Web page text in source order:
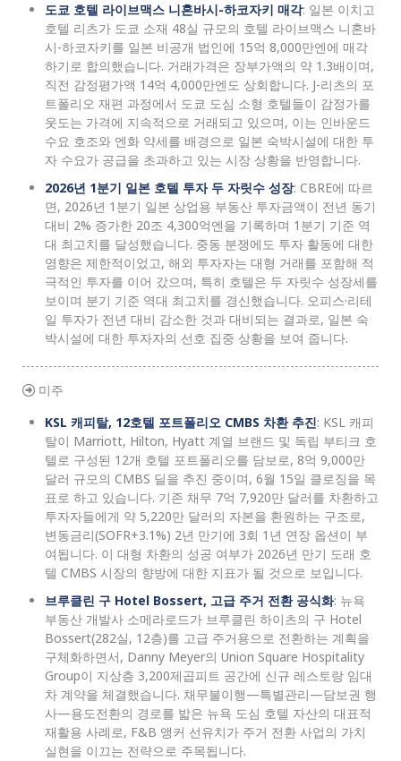
도쿄 호텔 라이브맥스 니혼바시-하코자키 매각: 일본 이치고
호텔 리츠가 도쿄 소재 48실 규모의 호텔 라이브맥스 니혼바
시-하코자키를 일본 비공개 법인에 15억 8,000만엔에 매각
하기로 합의했습니다. 거래가격은 장부가액의 약 1.3배이며,
직전 감정평가액 14억 4,000만엔도 상회합니다. J-리츠의 포
트폴리오 재편 과정에서 도쿄 도심 소형 호텔들이 감정가를
웃도는 가격에 지속적으로 거래되고 있으며, 이는 인바운드
수요 호조와 엔화 약세를 배경으로 일본 숙박시설에 대한 투
자 수요가 공급을 초과하고 있는 시장 상황을 반영합니다.
2026년 1분기 일본 호텔 투자 두 자릿수 성장: CBRE에 따르
면, 2026년 1분기 일본 상업용 부동산 투자금액이 전년 동기
대비 2% 증가한 20조 4,300억엔을 기록하며 1분기 기준 역
대 최고치를 달성했습니다. 중동 분쟁에도 투자 활동에 대한
영향은 제한적이었고, 해외 투자자는 대형 거래를 포함해 적
극적인 투자를 이어 갔으며, 특히 호텔은 두 자릿수 성장세를
보이며 분기 기준 역대 최고치를 경신했습니다. 오피스·리테
일 투자가 전년 대비 감소한 것과 대비되는 결과로, 일본 숙
박시설에 대한 투자자의 선호 집중 상황을 보여 줍니다.
미주
KSL 캐피탈, 12호텔 포트폴리오 CMBS 차환 추진: KSL 캐피
탈이 Marriott, Hilton, Hyatt 계열 브랜드 및 독립 부티크 호
텔로 구성된 12개 호텔 포트폴리오를 담보로, 8억 9,000만
달러 규모의 CMBS 딜을 추진 중이며, 6월 15일 클로징을 목
표로 하고 있습니다. 기존 채무 7억 7,920만 달러를 차환하고
투자자들에게 약 5,220만 달러의 자본을 환원하는 구조로,
변동금리(SOFR+3.1%) 2년 만기에 3회 1년 연장 옵션이 부
여됩니다. 이 대형 차환의 성공 여부가 2026년 만기 도래 호
텔 CMBS 시장의 향방에 대한 지표가 될 것으로 보입니다.
브루클린 구 Hotel Bossert, 고급 주거 전환 공식화: 뉴욕
부동산 개발사 소메라로드가 브루클린 하이츠의 구 Hotel
Bossert(282실, 12층)를 고급 주거용으로 전환하는 계획을
구체화하면서, Danny Meyer의 Union Square Hospitality
Group이 지상층 3,200제곱피트 공간에 신규 레스토랑 임대
차 계약을 체결했습니다. 채무불이행—특별관리—담보권 행
사—용도전환의 경로를 밟은 뉴욕 도심 호텔 자산의 대표적
재활용 사례로, F&B 앵커 선유치가 주거 전환 사업의 가치
실현을 이끄는 전략으로 주목됩니다.